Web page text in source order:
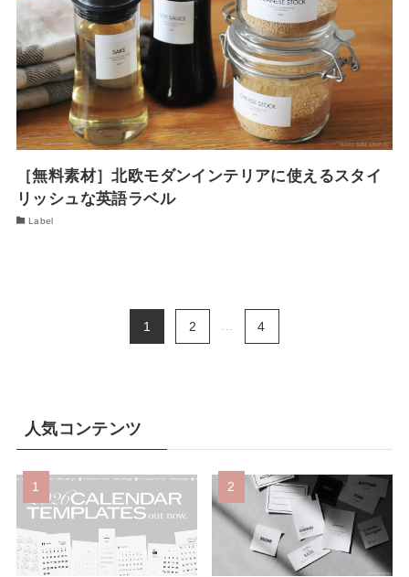
［無料素材］北欧モダンインテリアに使えるスタイ
リッシュな英語ラベル
Label
1 2 4
人気コンテンツ